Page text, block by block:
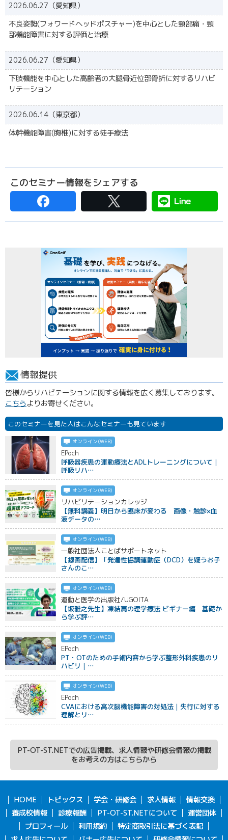
2026.06.27（愛知県）
不良姿勢(フォワードヘッドポスチャー)を中心とした頸部痛・頸
部機能障害に対する評価と治療
2026.06.27（愛知県）
下肢機能を中心とした高齢者の大腿骨近位部骨折に対するリハビ
リテーション
2026.06.14（東京都）
体幹機能障害(胸椎)に対する徒手療法
このセミナー情報をシェアする
情報提供
皆様からリハビテーションに関する情報を広く募集しております。
こちらよりお寄せください。
このセミナーを見た人はこんなセミナーも見ています
オンライン(WEB)
EPoch
呼吸器疾患の運動療法とADLトレーニングについて｜
呼吸リハ…
オンライン(WEB)
リハビリテーションカレッジ
【無料講義】明日から臨床が変わる 画像・触診×血
液データの…
オンライン(WEB)
一般社団法人ことばサポートネット
【録画配信】「発達性協調運動症（DCD）を疑うお子
さんのこ…
オンライン(WEB)
運動と医学の出版社/UGOITA
【坂雅之先生】凍結肩の理学療法 ビギナー編 基礎か
ら学ぶ評…
オンライン(WEB)
EPoch
PT・OTのための手術内容から学ぶ整形外科疾患のリ
ハビリ｜…
オンライン(WEB)
EPoch
CVAにおける高次脳機能障害の対処法｜失行に対する
理解とリ…
PT-OT-ST.NETでの広告掲載、求人情報や研修会情報の掲載
をお考えの方はこちらから
HOME トピックス 学会・研修会 求人情報
情報交換
養成校情報
診療報酬 PT-OT-ST.NETについて
運営団体
プロフィール
利用規約
特定商取引法に基づく表記